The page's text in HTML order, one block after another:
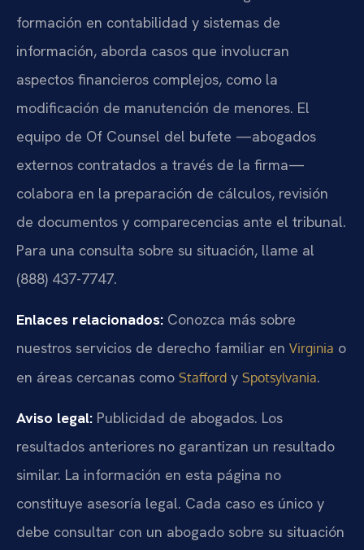
formación en contabilidad y sistemas de
información, aborda casos que involucran
aspectos financieros complejos, como la
modificación de manutención de menores. El
equipo de Of Counsel del bufete —abogados
externos contratados a través de la firma—
colabora en la preparación de cálculos, revisión
de documentos y comparecencias ante el tribunal.
Para una consulta sobre su situación, llame al
(888) 437-7747.
Enlaces relacionados: Conozca más sobre
nuestros servicios de derecho familiar en Virginia o
en áreas cercanas como Stafford y Spotsylvania.
Aviso legal: Publicidad de abogados. Los
resultados anteriores no garantizan un resultado
similar. La información en esta página no
constituye asesoría legal. Cada caso es único y
debe consultar con un abogado sobre su situación